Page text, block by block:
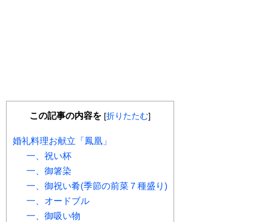
この記事の内容を [折りたたむ]
婚礼料理お献立「鳳凰」
一、祝い杯
一、御箸染
一、御祝い肴(季節の前菜７種盛り)
一、オードブル
一、御吸い物